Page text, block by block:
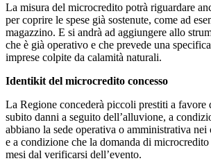
La misura del microcredito potrà riguardare
per coprire le spese già sostenute, come ad
magazzino. E si andrà ad aggiungere allo
che è già operativo e che prevede una
imprese colpite da calamità naturali.
Identikit del microcredito concesso
La Regione concederà piccoli prestiti a favore
subito danni a seguito dell’alluvione, a
abbiano la sede operativa o amministrativa
e a condizione che la domanda di microcredito
mesi dal verificarsi dell’evento.